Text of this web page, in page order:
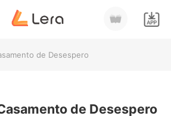
de Desespero
de Desespero